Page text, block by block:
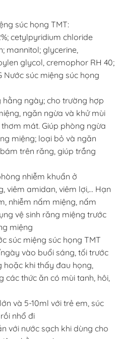
súc họng TMT:
cetylpyridium chloride
mannitol; glycerine,
glycol, cremophor RH 40;
Nước súc miệng súc họng
hằng ngày; cho trường hợp
ngăn ngừa và khử mùi
mát. Giúp phòng ngừa
miệng; loại bỏ và ngăn
trên răng, giúp trắng
nhiễm khuẩn ở
viêm amidan, viêm lợi,… Hạn
nhiễm nấm miệng, nấm
vệ sinh răng miệng trước
miệng
súc miệng súc họng TMT
vào buổi sáng, tối trước
hoặc khi thấy đau họng,
các thức ăn có mùi tanh, hôi,
và 5-10ml với trẻ em, súc
nhổ đi
với nước sạch khi dùng cho